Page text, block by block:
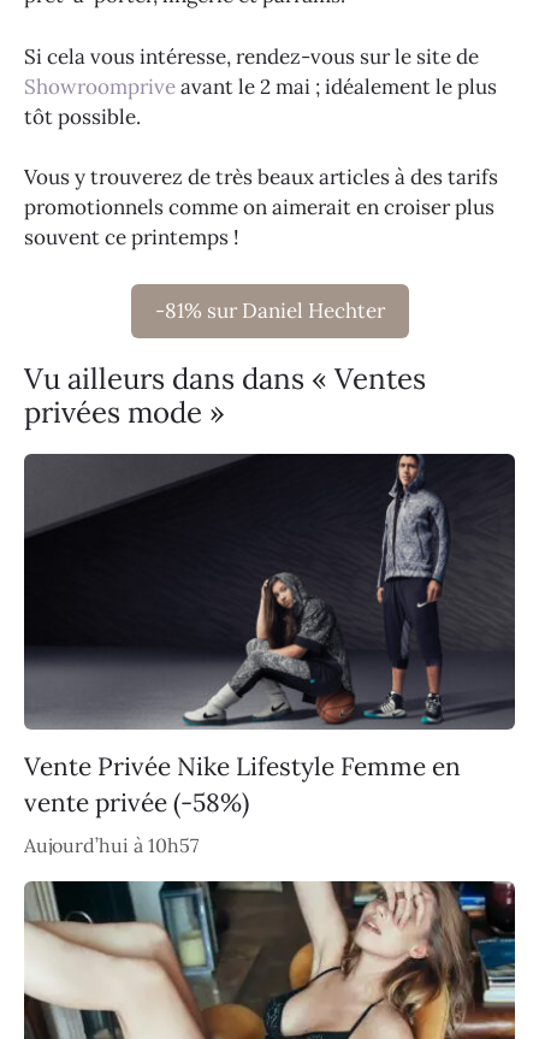
Si cela vous intéresse, rendez-vous sur le site de
Showroompriveavant le 2 mai ; idéalement le plus
tôt possible.
Vous y trouverez de très beaux articles à des tarifs
promotionnels comme on aimerait en croiser plus
souvent ce printemps !
-81% sur Daniel Hechter
Vu ailleurs dans dans « Ventes
privées mode »
Vente Privée Nike Lifestyle Femme en
vente privée (-58%)
Aujourd’hui à 10h57